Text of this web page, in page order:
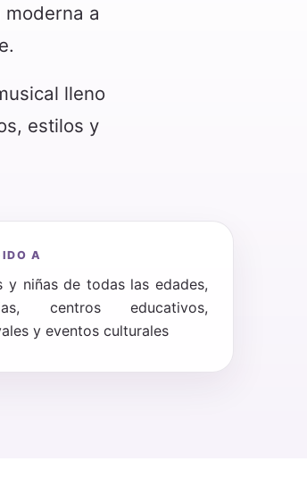
a
lleno
estilos y
A
y niñas de todas las edades,
centros educativos,
y eventos culturales